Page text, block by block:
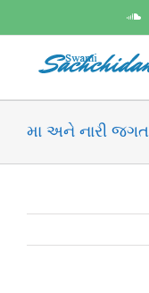
મા અને નારી જગત